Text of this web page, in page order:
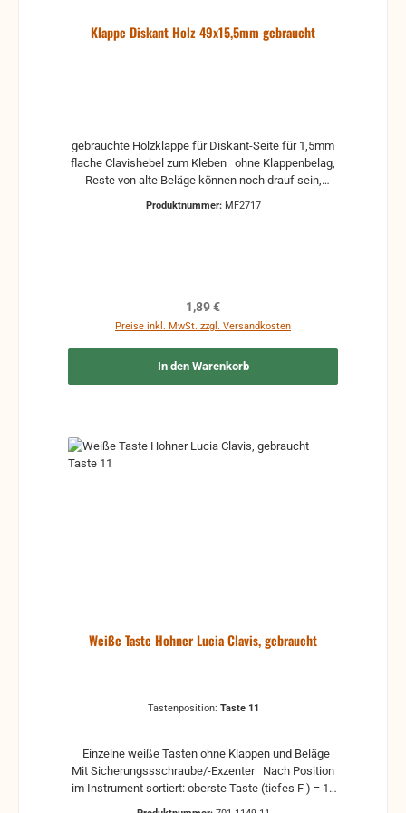
Klappe Diskant Holz 49x15,5mm gebraucht
gebrauchte Holzklappe für Diskant-Seite für 1,5mm
flache Clavishebel zum Kleben ohne Klappenbelag,
Reste von alte Beläge können noch drauf sein,
der neue Belag bestens aufkleben.
Produktnummer: MF2717
Regulärer Preis:
1,89 €
Preise inkl. MwSt. zzgl. Versandkosten
In den Warenkorb
Weiße Taste Hohner Lucia Clavis, gebraucht
Tastenposition: Taste 11
Mit Sicherungssschraube/-Exzenter Nach Position
im Instrument sortiert: oberste Taste (tiefes F ) = 1 -